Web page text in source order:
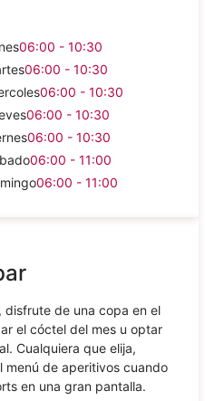
06:00 - 10:30
06:00 - 10:30
06:00 - 10:30
06:00 - 10:30
06:00 - 10:30
06:00 - 11:00
06:00 - 11:00
disfrute de una copa en el
el cóctel del mes u optar
Cualquiera que elija,
de aperitivos cuando
en una gran pantalla.